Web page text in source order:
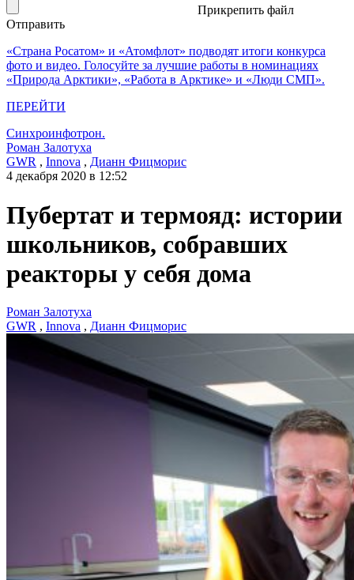
Прикрепить файл
Отправить
«Страна Росатом» и «Атомфлот» подводят итоги конкурса
фото и видео. Голосуйте за лучшие работы в номинациях
«Природа Арктики», «Работа в Арктике» и «Люди СМП».
ПЕРЕЙТИ
Синхроинфотрон.
Роман Залотуха
GWR , Innova , Дианн Фицморис
4 декабря 2020 в 12:52
Пубертат и термояд: истории
школьников, собравших
реакторы у себя дома
Роман Залотуха
GWR , Innova , Дианн Фицморис